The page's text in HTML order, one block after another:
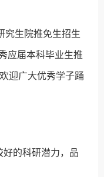
生院推免生招生
应届本科毕业生推
迎广大优秀学子踊
好的科研潜力，品